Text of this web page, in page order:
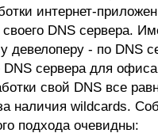
интернет-
DNS сервера.
девелоперу - по DNS
DNS сервера для
свой DNS все
наличия wildcards.
подхода очевидны: